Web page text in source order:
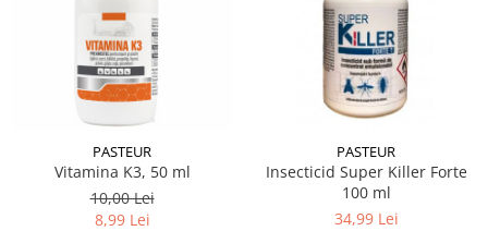
PASTEUR
Vitamina K3, 50 ml
10,00 Lei
8,99 Lei
PASTEUR
Insecticid Super Killer Forte
100 ml
34,99 Lei